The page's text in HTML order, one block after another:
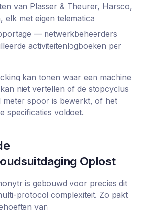
van Plasser & Theurer, Harsco,
elk met eigen telematica
— netwerkbeheerders
activiteitenlogboeken per
kan tonen waar een machine
niet vertellen of de stopcyclus
meter spoor is bewerkt, of het
specificaties voldoet.
Oplost
is gebouwd voor precies dit
protocol complexiteit. Zo pakt
van